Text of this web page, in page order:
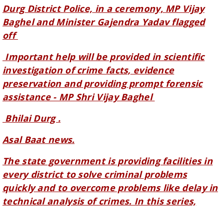
off
Important help will be provided in scientific
investigation of crime facts, evidence
preservation and providing prompt forensic
assistance - MP Shri Vijay Baghel
Bhilai Durg .
every district to solve criminal problems
quickly and to overcome problems like delay in
technical analysis of crimes. In this series,
Forensic Lab Van has been provided to Durg
District Police. Today, Durg Lok Sabha